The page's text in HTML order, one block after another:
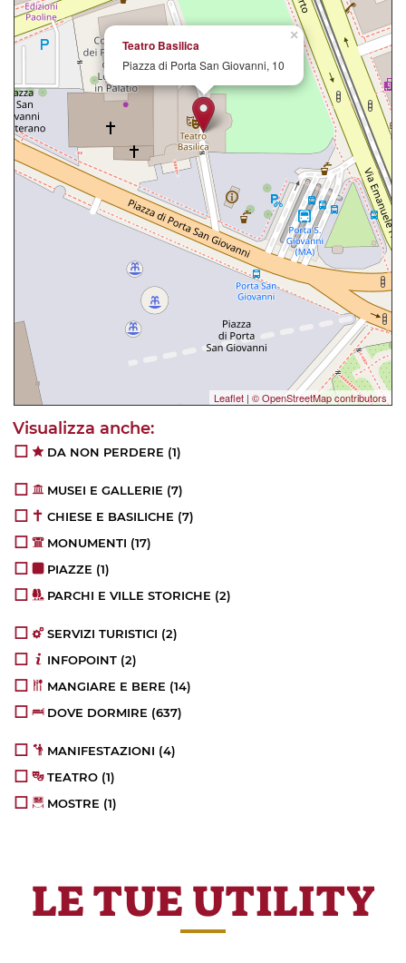
×
Teatro Basilica
Piazza di Porta San Giovanni, 10
Leaflet | © OpenStreetMap contributors
DA NON PERDERE (1)
MUSEI E GALLERIE (7)
CHIESE E BASILICHE (7)
MONUMENTI (17)
PIAZZE (1)
PARCHI E VILLE STORICHE (2)
SERVIZI TURISTICI (2)
INFOPOINT (2)
MANGIARE E BERE (14)
DOVE DORMIRE (637)
MANIFESTAZIONI (4)
TEATRO (1)
MOSTRE (1)
LE TUE UTILITY